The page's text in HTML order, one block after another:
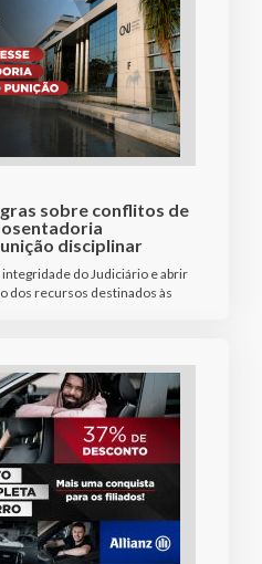
sobre conflitos de
disciplinar
do Judiciário e abrir
dos recursos destinados às